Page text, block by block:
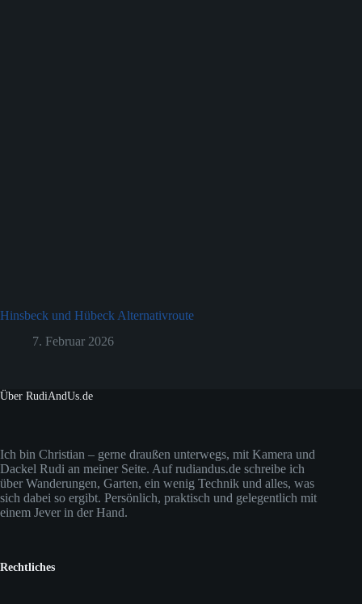
Hinsbeck und Hübeck Alternativroute
7. Februar 2026
Über RudiAndUs.de
Ich bin Christian – gerne draußen unterwegs, mit Kamera und
Dackel Rudi an meiner Seite. Auf rudiandus.de schreibe ich
über Wanderungen, Garten, ein wenig Technik und alles, was
sich dabei so ergibt. Persönlich, praktisch und gelegentlich mit
einem Jever in der Hand.
Rechtliches